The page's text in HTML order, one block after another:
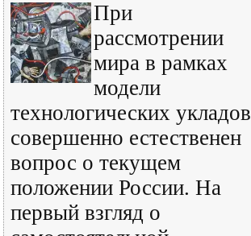
При
рассмотрении
мира в рамках
модели
технологических укладов
совершенно естественен
вопрос о текущем
положении России. На
первый взгляд о